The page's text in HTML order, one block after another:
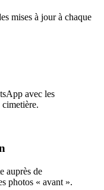
mises à jour à chaque
avec les
auprès de
photos « avant ».